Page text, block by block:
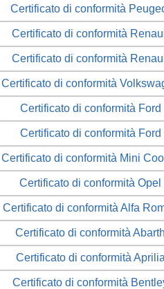
Certificato di conformità
Certificato di conformità
Certificato di conformità
Certificato di conformità
Certificato di conformità Ford
Certificato di conformità Ford
Certificato di conformità Mini
Certificato di conformità Opel
Certificato di conformità Alfa
Certificato di conformità Abarth
Certificato di conformità Aprilia
Certificato di conformità